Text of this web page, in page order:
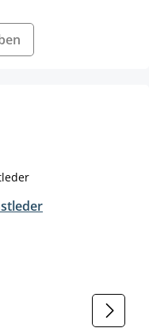
nicht verfügbar.)